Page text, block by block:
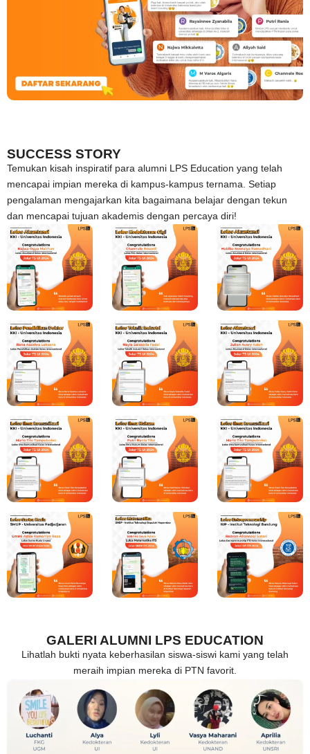
SUCCESS STORY
Temukan kisah inspiratif para alumni LPS Education yang telah
mencapai impian mereka di kampus-kampus ternama. Setiap
pengalaman mengajarkan kita bagaimana belajar dengan tekun
dan mencapai tujuan akademis dengan percaya diri!
GALERI ALUMNI LPS EDUCATION
Lihatlah bukti nyata keberhasilan siswa-siswi kami yang telah
meraih impian mereka di PTN favorit.